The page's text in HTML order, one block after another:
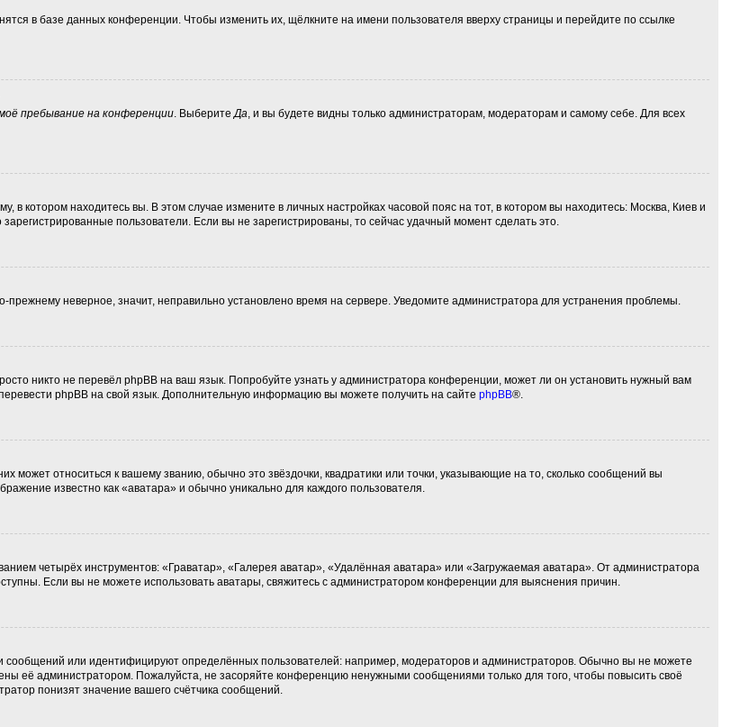
в базе данных конференции. Чтобы изменить их, щёлкните на имени пользователя вверху страницы и перейдите по ссылке
пребывание на конференции. ВыберитеДа, и вы будете видны только администраторам, модераторам и самому себе. Для всех
в котором находитесь вы. В этом случае измените в личных настройках часовой пояс на тот, в котором вы находитесь: Москва, Киев и
пользователи. Если вы не зарегистрированы, то сейчас удачный момент сделать это.
неверное, значит, неправильно установлено время на сервере. Уведомите администратора для устранения проблемы.
никто не перевёл phpBB на ваш язык. Попробуйте узнать у администратора конференции, может ли он установить нужный вам
phpBB на свой язык. Дополнительную информацию вы можете получить на сайте phpBB®.
может относиться к вашему званию, обычно это звёздочки, квадратики или точки, указывающие на то, сколько сообщений вы
известно как «аватара» и обычно уникально для каждого пользователя.
четырёх инструментов: «Граватар», «Галерея аватар», «Удалённая аватара» или «Загружаемая аватара». От администратора
Если вы не можете использовать аватары, свяжитесь с администратором конференции для выяснения причин.
или идентифицируют определённых пользователей: например, модераторов и администраторов. Обычно вы не можете
её администратором. Пожалуйста, не засоряйте конференцию ненужными сообщениями только для того, чтобы повысить своё
понизят значение вашего счётчика сообщений.